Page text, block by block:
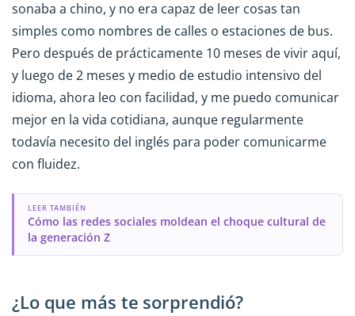
sonaba a chino, y no era capaz de leer cosas tan
simples como nombres de calles o estaciones de bus.
Pero después de prácticamente 10 meses de vivir aquí,
y luego de 2 meses y medio de estudio intensivo del
idioma, ahora leo con facilidad, y me puedo comunicar
mejor en la vida cotidiana, aunque regularmente
todavía necesito del inglés para poder comunicarme
con fluidez.
LEER TAMBIÉN
Cómo las redes sociales moldean el choque cultural de
la generación Z
¿Lo que más te sorprendió?